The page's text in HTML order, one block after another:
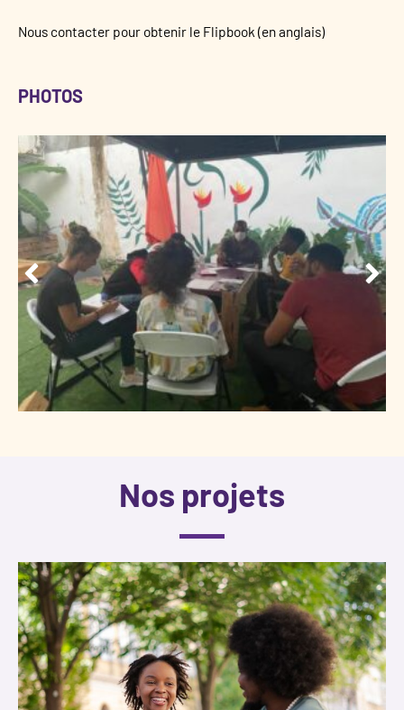
Nous contacter pour obtenir le Flipbook (en anglais)
PHOTOS
Nos projets